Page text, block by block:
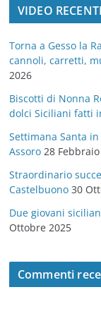
o
r
e
VIDEO RECENTI
Torna a Gesso la
cannoli, carretti,
2026
Biscotti di Nonna
dolci Siciliani fatti
Settimana Santa
Assoro 28
Straordinario
Castelbuono 30
Due giovani
Ottobre 2025
Commenti